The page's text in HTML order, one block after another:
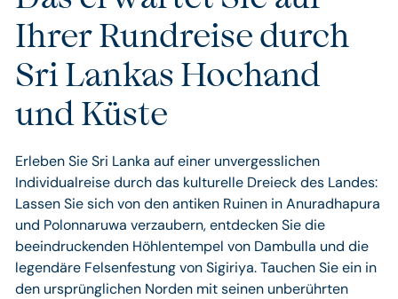
Ihrer Rundreise durch
Sri Lankas Hochand
und Küste
Erleben Sie Sri Lanka auf einer unvergesslichen
Individualreise durch das kulturelle Dreieck des Landes:
Lassen Sie sich von den antiken Ruinen in Anuradhapura
und Polonnaruwa verzaubern, entdecken Sie die
beeindruckenden Höhlentempel von Dambulla und die
legendäre Felsenfestung von Sigiriya. Tauchen Sie ein in
den ursprünglichen Norden mit seinen unberührten